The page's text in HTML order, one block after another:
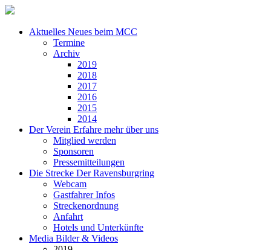
Aktuelles Neues beim MCC
Termine
Archiv
2019
2018
2017
2016
2015
2014
Der Verein Erfahre mehr über uns
Mitglied werden
Sponsoren
Pressemitteilungen
Die Strecke Der Ravensburgring
Webcam
Gastfahrer Infos
Streckenordnung
Anfahrt
Hotels und Unterkünfte
Media Bilder & Videos